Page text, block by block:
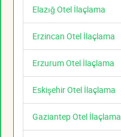
Elazığ Otel İlaçlama
Erzincan Otel İlaçlama
Erzurum Otel İlaçlama
Eskişehir Otel İlaçlama
Gaziantep Otel İlaçlama